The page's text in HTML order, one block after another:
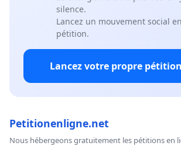
silence.
Lancez un mouvement social
pétition.
Lancez votre propre pétition
Petitionenligne.net
Nous hébergeons gratuitement les pétitions en